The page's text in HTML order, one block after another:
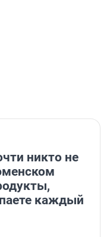
никто не
каждый